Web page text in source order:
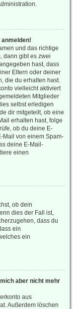
und das richtige
dann gibt es zwei
hast, dass
Eltern oder deiner
die du erhalten hast.
vielleicht aktiviert
Mitglieder
selbst erledigen
dir mitgeteilt, ob eine
erhalten hast, folge
ob du deine E-
Mail von einem Spam-
deine E-Mail-
einen
ob dein
dies der Fall ist,
dass du
ein
ein
aber nicht mehr
aus
Außerdem löschen